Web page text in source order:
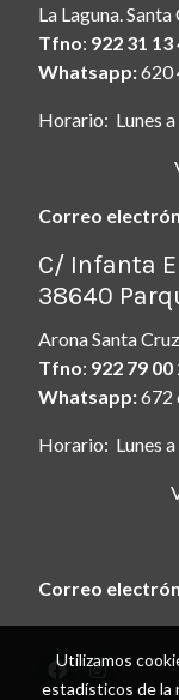
La Laguna.
Tfno: 922 31 13
Whatsapp:620
Horario: Lunes
Viernes
Correo
C/ Infanta
38640
Arona Santa
Tfno: 922 79 00
Whatsapp:672
Horario: Lunes
Viernes
Correo
Utilizamos
estadísticos de la